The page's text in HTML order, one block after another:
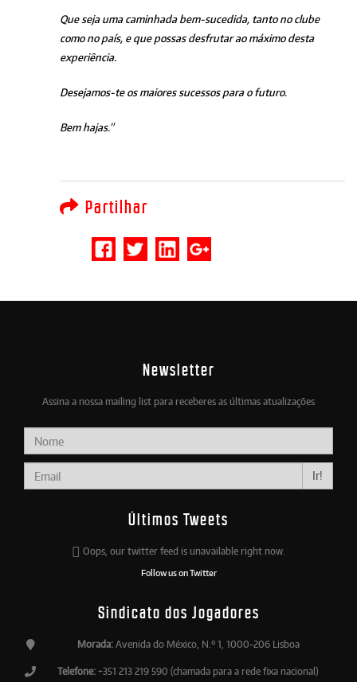
Que seja uma caminhada bem-sucedida, tanto no clube
como no país, e que possas desfrutar ao máximo desta
experiência.
Desejamos-te os maiores sucessos para o futuro.
Bem hajas.”
Partilhar
Newsletter
Assina a nossa mailing list para receberes as últimas atualizações
Ir!
Últimos Tweets
Oops, our twitter feed is unavailable right now.
Follow us on Twitter
Sindicato dos Jogadores
Morada:Avenida do México, N.º 1, 1000-206 Lisboa
Telefone: +351 213 219 590 (chamada para a rede fixa nacional)